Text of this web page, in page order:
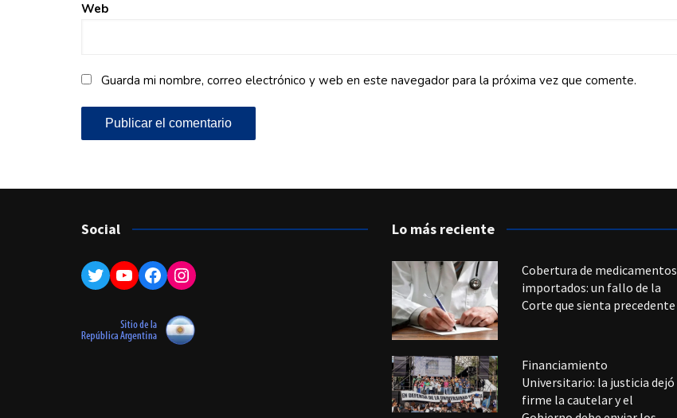
Web
Guarda mi nombre, correo electrónico y web en este navegador para la próxima vez que comente.
Social
Twitter
YouTube
Facebook
Instagram
Lo más reciente
Cobertura de medicamentos
importados: un fallo de la
Corte que sienta precedente
Financiamiento
Universitario: la justicia dejó
firme la cautelar y el